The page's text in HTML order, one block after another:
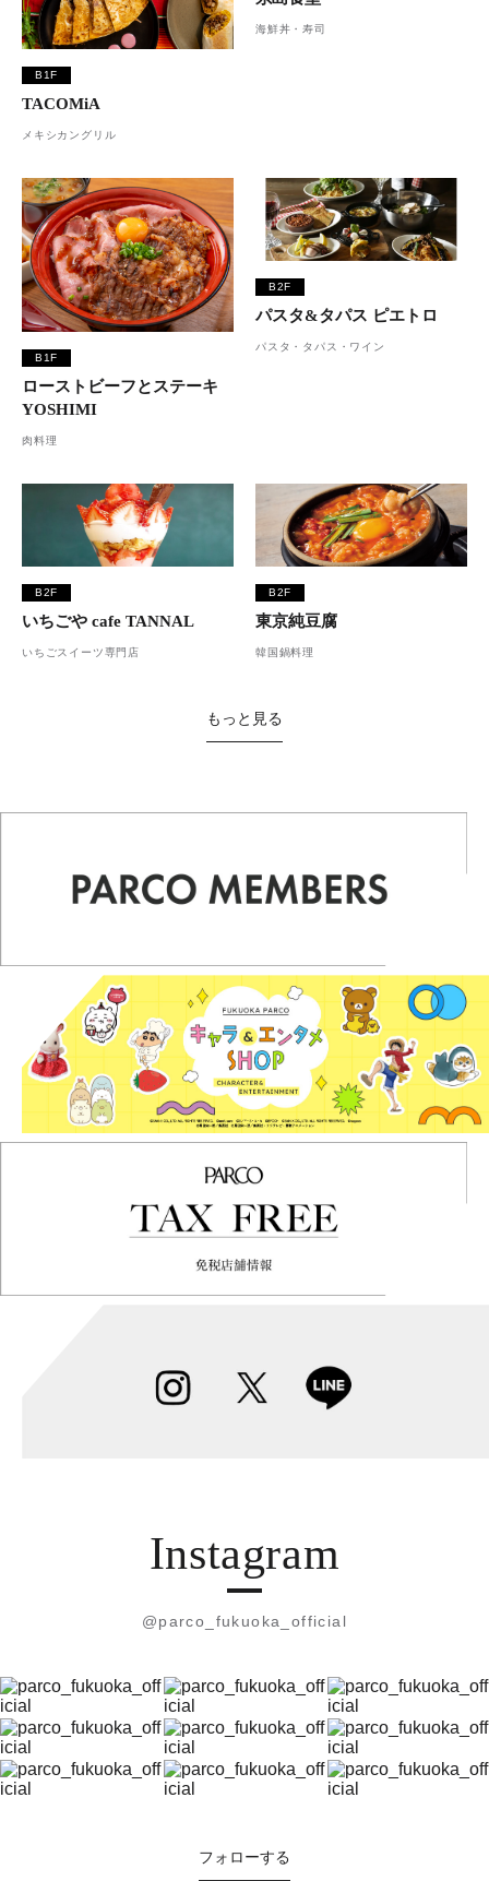
B1F
TACOMiA
メキシカングリル
海鮮丼・寿司
B1F
ローストビーフとステーキ
YOSHIMI
肉料理
B2F
パスタ&タパス ピエトロ
パスタ・タパス・ワイン
B2F
いちごや cafe TANNAL
いちごスイーツ専門店
B2F
東京純豆腐
韓国鍋料理
もっと見る
Instagram
@parco_fukuoka_official
フォローする